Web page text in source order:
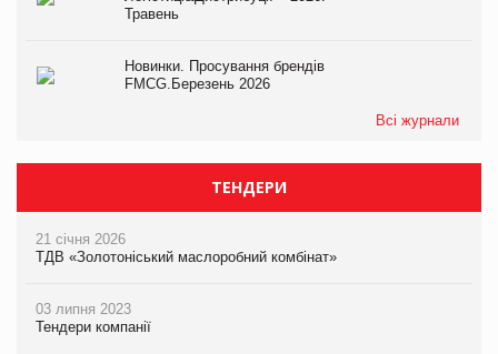
Травень
Новинки. Просування брендів
FMCG.Березень 2026
Всі журнали
ТЕНДЕРИ
21 січня 2026
ТДВ «Золотоніський маслоробний комбінат»
03 липня 2023
Тендери компанії